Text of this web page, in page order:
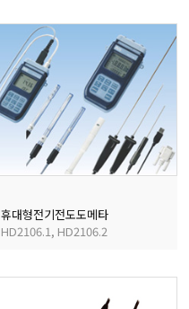
진공계/차압계/진공펌프
균질기/원심분리기/초
이화학기기/교반기
열화상카메라
휴대형전기전도도메타
HD2106.1, HD2106.2